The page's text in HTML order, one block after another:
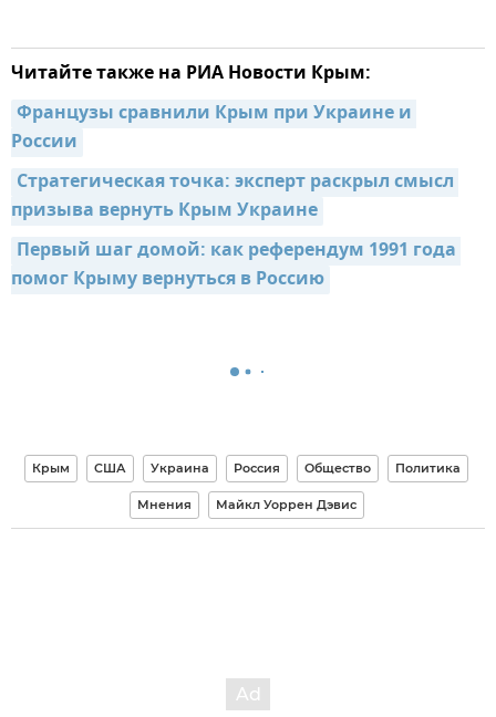
Читайте также на РИА Новости Крым:
Французы сравнили Крым при Украине и
России
Стратегическая точка: эксперт раскрыл смысл
призыва вернуть Крым Украине
Первый шаг домой: как референдум 1991 года
помог Крыму вернуться в Россию
Крым США Украина Россия Общество Политика
Мнения Майкл Уоррен Дэвис